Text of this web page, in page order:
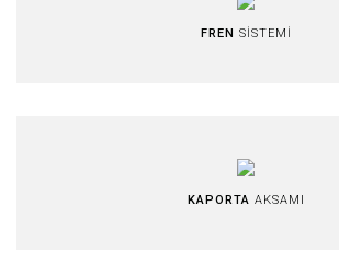
FREN SİSTEMİ
KAPORTA AKSAMI